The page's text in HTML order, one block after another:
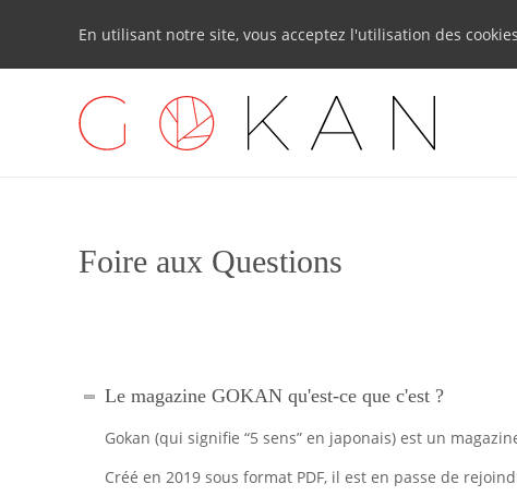
En utilisant notre site, vous acceptez l'utilisation des cookies
Foire aux Questions
Le magazine GOKAN qu'est-ce que c'est ?
Gokan (qui signifie “5 sens” en japonais) est un
Créé en 2019 sous format PDF, il est en passe de